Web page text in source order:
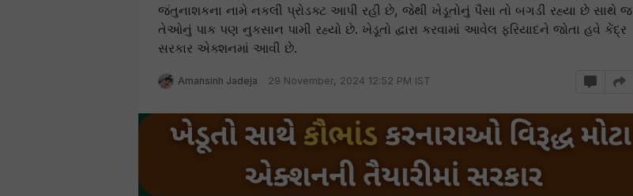
જંતુનાશકના નામે નકલી પ્રોડક્ટ આપી રહી છે, જેથી ખેડૂતોનું પૈસા તો બગડી રહ્યા છે સાથે જ
તેઓનું પાક પણ નુકસાન પામી રહ્યો છે. ખેડૂતો દ્વારા કરવામાં આવેલ ફરિયાદને જોતા હવે કેંદ્ર
સરકાર એક્શનમાં આવી છે.
Amansinh Jadeja 29 November, 2024 12:52 PM IST